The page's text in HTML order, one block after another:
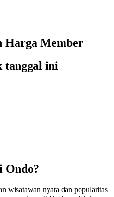
Harga Member
tanggal ini
Ondo?
wisatawan nyata dan popularitas